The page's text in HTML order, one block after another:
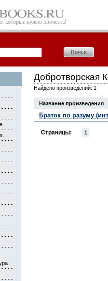
которые нужно прочесть!
Добротворская
Найдено произведений: 1
Название произведения
Браток по разуму
Страницы: 1